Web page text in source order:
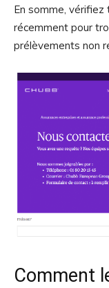
En somme,
récemment pour
prélèvements non
Comment